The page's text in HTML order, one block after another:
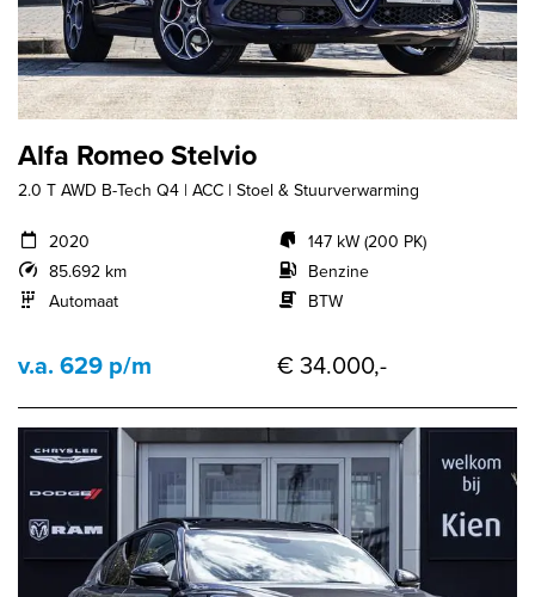
Alfa Romeo Stelvio
2.0 T AWD B-Tech Q4 | ACC | Stoel & Stuurverwarming
2020
85.692 km
Automaat
147 kW (200 PK)
Benzine
BTW
v.a. 629 p/m € 34.000,-